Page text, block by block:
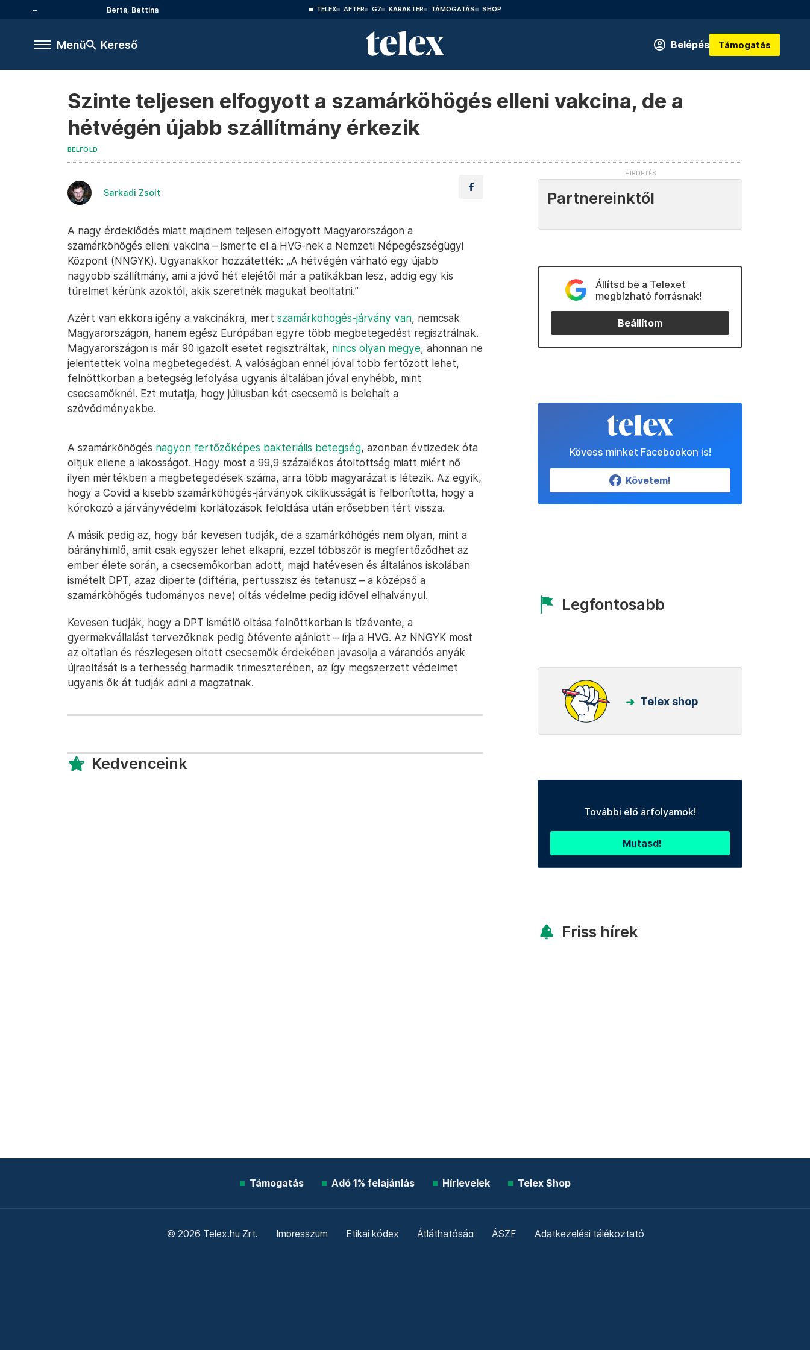
Berta, Bettina TELEX AFTER G7 KARAKTER TÁMOGATÁS SHOP
Menü Kereső Belépés Támogatás
Szinte teljesen elfogyott a szamárköhögés elleni vakcina, de a
hétvégén újabb szállítmány érkezik
BELFÖLD
Sarkadi Zsolt
A nagy érdeklődés miatt majdnem teljesen elfogyott Magyarországon a
szamárköhögés elleni vakcina – ismerte el a HVG-nek a Nemzeti Népegészségügyi
Központ (NNGYK). Ugyanakkor hozzátették: „A hétvégén várható egy újabb
nagyobb szállítmány, ami a jövő hét elejétől már a patikákban lesz, addig egy kis
türelmet kérünk azoktól, akik szeretnék magukat beoltatni.”
Azért van ekkora igény a vakcinákra, mert szamárköhögés-járvány van, nemcsak
Magyarországon, hanem egész Európában egyre több megbetegedést regisztrálnak.
Magyarországon is már 90 igazolt esetet regisztráltak, nincs olyan megye, ahonnan ne
jelentettek volna megbetegedést. A valóságban ennél jóval több fertőzött lehet,
felnőttkorban a betegség lefolyása ugyanis általában jóval enyhébb, mint
csecsemőknél. Ezt mutatja, hogy júliusban két csecsemő is belehalt a
szövődményekbe.
A szamárköhögés nagyon fertőzőképes bakteriális betegség, azonban évtizedek óta
oltjuk ellene a lakosságot. Hogy most a 99,9 százalékos átoltottság miatt miért nő
ilyen mértékben a megbetegedések száma, arra több magyarázat is létezik. Az egyik,
hogy a Covid a kisebb szamárköhögés-járványok ciklikusságát is felborította, hogy a
kórokozó a járványvédelmi korlátozások feloldása után erősebben tért vissza.
A másik pedig az, hogy bár kevesen tudják, de a szamárköhögés nem olyan, mint a
bárányhimlő, amit csak egyszer lehet elkapni, ezzel többször is megfertőződhet az
ember élete során, a csecsemőkorban adott, majd hatévesen és általános iskolában
ismételt DPT, azaz diperte (diftéria, pertusszisz és tetanusz – a középső a
szamárköhögés tudományos neve) oltás védelme pedig idővel elhalványul.
Kevesen tudják, hogy a DPT ismétlő oltása felnőttkorban is tízévente, a
gyermekvállalást tervezőknek pedig ötévente ajánlott – írja a HVG. Az NNGYK most
az oltatlan és részlegesen oltott csecsemők érdekében javasolja a várandós anyák
újraoltását is a terhesség harmadik trimeszterében, az így megszerzett védelmet
ugyanis ők át tudják adni a magzatnak.
Kedvenceink
Partnereinktől
Állítsd be a Telexet
megbízható forrásnak!
Beállítom
Kövess minket Facebookon is!
Követem!
Legfontosabb
Telex shop
További élő árfolyamok!
Mutasd!
Friss hírek
Támogatás Adó 1% felajánlás Hírlevelek Telex Shop
© 2026 Telex.hu Zrt. Impresszum Etikai kódex Átláthatóság ÁSZF Adatkezelési tájékoztató